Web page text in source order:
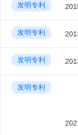
发明专利
发明专利
发明专利
发明专利